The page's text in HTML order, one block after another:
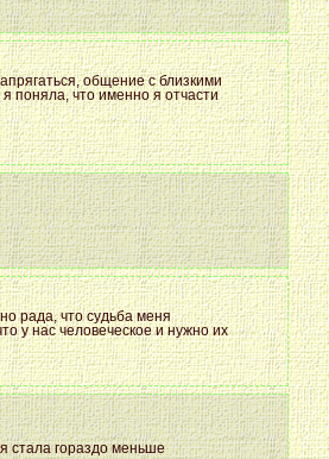
общение с близкими
поняла, что именно я отчасти
рада, что судьба меня
у нас человеческое и нужно их
стала гораздо меньше